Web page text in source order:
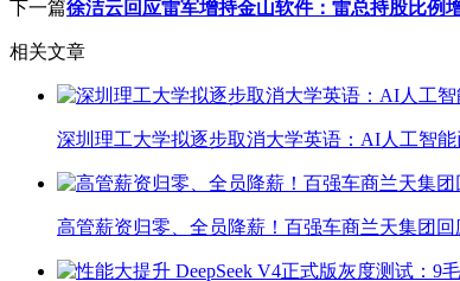
下一篇徐洁云回应雷军增持金山软件：雷总持股比例
相关文章
深圳理工大学拟逐步取消大学英语：AI人工智
高管薪资归零、全员降薪！百强车商兰天集团